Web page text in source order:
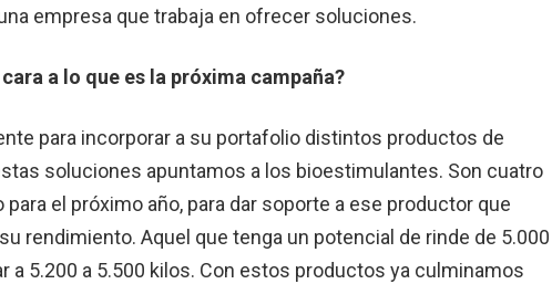
empresa que trabaja en ofrecer soluciones.
a lo que es la próxima campaña?
para incorporar a su portafolio distintos productos de
soluciones apuntamos a los bioestimulantes. Son cuatro
el próximo año, para dar soporte a ese productor que
rendimiento. Aquel que tenga un potencial de rinde de 5.000
a 5.200 a 5.500 kilos. Con estos productos ya culminamos